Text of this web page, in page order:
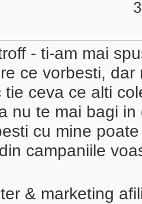
- ti-am mai
ce vorbesti,
tie ceva ce alti
nu te mai bagi
cu mine
campaniile
& marketing